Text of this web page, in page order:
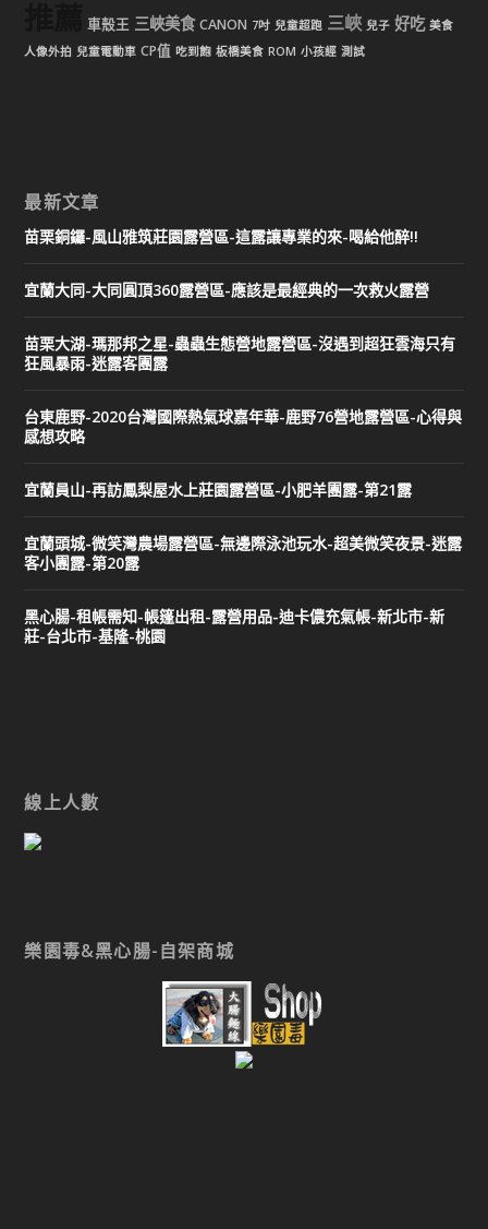
車殼王 三峽美食 CANON 7吋 兒童超跑 三峽 兒子 好吃 美食
人像外拍 兒童電動車 CP值 吃到飽 板橋美食 ROM 小孩經 測試
最新文章
苗栗銅鑼-風山雅筑莊園露營區-這露讓專業的來-喝給他醉!!
宜蘭大同-大同圓頂360露營區-應該是最經典的一次救火露營
苗栗大湖-瑪那邦之星-蟲蟲生態營地露營區-沒遇到超狂雲海只有
狂風暴雨-迷露客團露
台東鹿野-2020台灣國際熱氣球嘉年華-鹿野76營地露營區-心得與
感想攻略
宜蘭員山-再訪鳳梨屋水上莊園露營區-小肥羊團露-第21露
宜蘭頭城-微笑灣農場露營區-無邊際泳池玩水-超美微笑夜景-迷露
客小團露-第20露
黑心腸-租帳需知-帳篷出租-露營用品-迪卡儂充氣帳-新北市-新
莊-台北市-基隆-桃園
線上人數
樂園毒&黑心腸-自架商城